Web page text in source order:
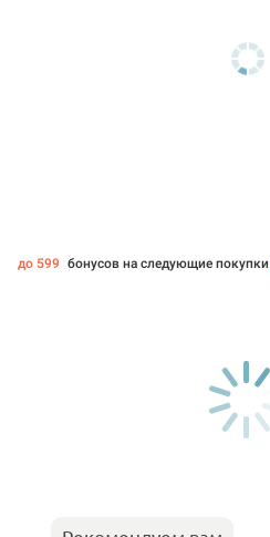
до 599 бонусов на следующие покупки